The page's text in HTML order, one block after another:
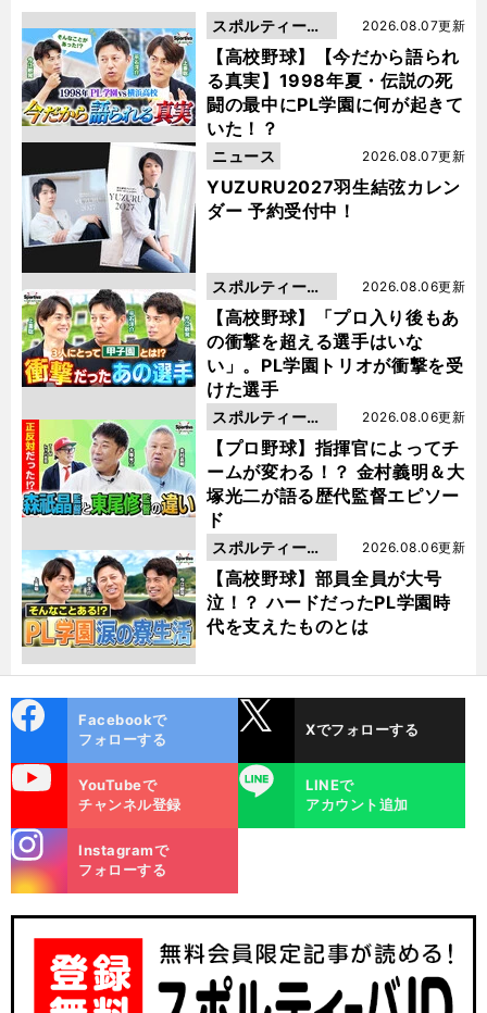
【高校野球】【今だから語られ
る真実】1998年夏・伝説の死
闘の最中にPL学園に何が起きて
いた！？
2026.08.07更新
スポルティーバ
動画
YUZURU2027羽生結弦カレン
ダー 予約受付中！
2026.08.07更新
ニュース
【高校野球】「プロ入り後もあ
の衝撃を超える選手はいな
い」。PL学園トリオが衝撃を受
けた選手
2026.08.06更新
スポルティーバ
動画
【プロ野球】指揮官によってチ
ームが変わる！？ 金村義明＆大
塚光二が語る歴代監督エピソー
ド
2026.08.06更新
スポルティーバ
動画
【高校野球】部員全員が大号
泣！？ ハードだったPL学園時
代を支えたものとは
2026.08.06更新
スポルティーバ
動画
ok
Facebookで
フォローする
Xでフォローする
YouTubeで
チャンネル登録
LINE
LINEで
アカウント追加
m
Instagramで
フォローする